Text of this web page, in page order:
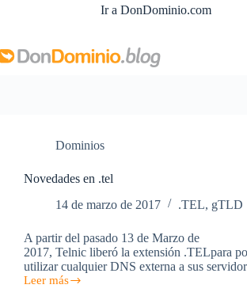
Ir a DonDominio.com
Dominios
Novedades en .tel
14 de marzo de 2017
.TEL, gTLD
A partir del pasado 13 de Marzo de
2017, Telnic liberó la extensión .TELpara
utilizar cualquier DNS externa a sus
Leer más
Novedades